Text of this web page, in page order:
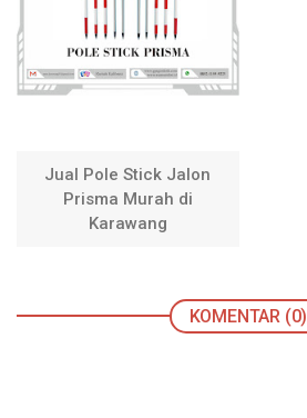
Jual Pole Stick Jalon
Prisma Murah di
Karawang
KOMENTAR (0)